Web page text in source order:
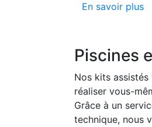
En savoir plus
Piscines
Nos kits
réaliser vous-
Grâce à un
technique, nous